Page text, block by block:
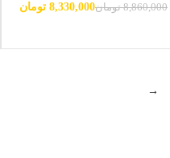
8,860,000 تومان8,330,000 تومان
→